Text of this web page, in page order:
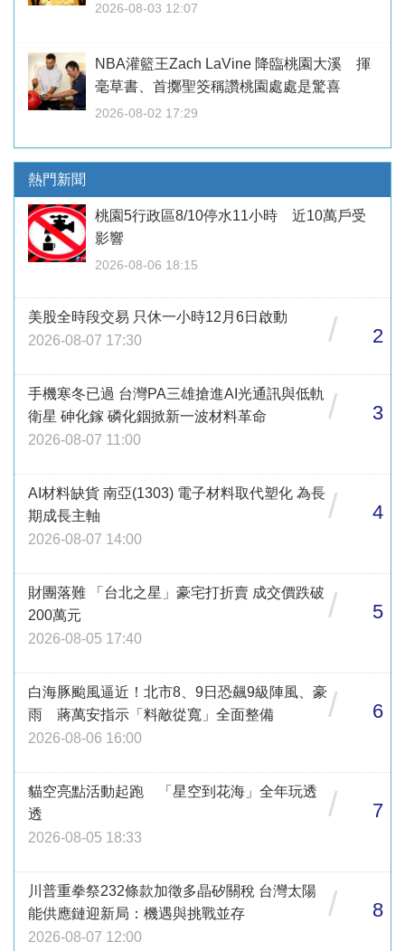
2026-08-03 12:07
NBA灌籃王Zach LaVine 降臨桃園大溪 揮
毫草書、首擲聖筊稱讚桃園處處是驚喜
2026-08-02 17:29
熱門新聞
桃園5行政區8/10停水11小時 近10萬戶受
影響
2026-08-06 18:15
美股全時段交易 只休一小時12月6日啟動
2026-08-07 17:30
/ 2
手機寒冬已過 台灣PA三雄搶進AI光通訊與低軌
衛星 砷化鎵 磷化銦掀新一波材料革命
2026-08-07 11:00
/ 3
AI材料缺貨 南亞(1303) 電子材料取代塑化 為長
期成長主軸
2026-08-07 14:00
/ 4
財團落難 「台北之星」豪宅打折賣 成交價跌破
200萬元
2026-08-05 17:40
/ 5
白海豚颱風逼近！北市8、9日恐飆9級陣風、豪
雨 蔣萬安指示「料敵從寬」全面整備
2026-08-06 16:00
/ 6
貓空亮點活動起跑 「星空到花海」全年玩透
透
2026-08-05 18:33
/ 7
川普重拳祭232條款加徵多晶矽關稅 台灣太陽
能供應鏈迎新局：機遇與挑戰並存
2026-08-07 12:00
/ 8